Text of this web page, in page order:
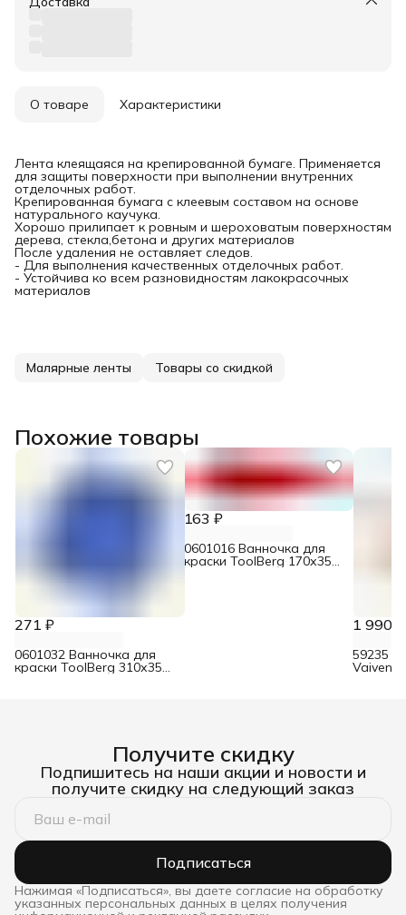
Удобный возврат
О товаре Характеристики
Лента клеящаяся на крепированной бумаге. Применяется
для защиты поверхности при выполнении внутренних
отделочных работ.
Крепированная бумага с клеевым составом на основе
натурального каучука.
Хорошо прилипает к ровным и шероховатым поверхностям
дерева, стекла,бетона и других материалов
После удаления не оставляет следов.
- Для выполнения качественных отделочных работ.
- Устойчива ко всем разновидностям лакокрасочных
материалов
Малярные ленты Товары со скидкой
Похожие товары
271 ₽
0601032 Ванночка для
краски ToolBerg 310х350
163 ₽
0601016 Ванночка для
краски ToolBerg 170х350
1 990 ₽
59235
Vaiven
Получите скидку
Подпишитесь на наши акции и новости и
получите скидку на следующий заказ
Подписаться
Нажимая «Подписаться», вы даете согласие на обработку
указанных персональных данных в целях получения